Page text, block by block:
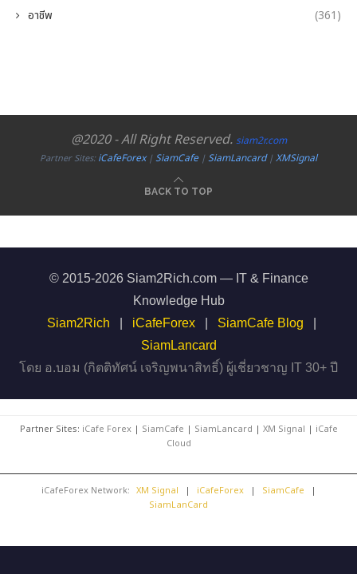
อาชีพ (361)
@2020 - All Right Reserved. siam2r.com
Partner Sites:iCafeForex|SiamCafe|SiamLancard|XMSignal
BACK TO TOP
© 2015-2026 Siam2Rich.com — IT & Finance
Knowledge Hub
Siam2Rich
iCafeForex SiamCafe Blog
SiamLancard
โดย อ.บอม (กิตติทัศน์ เจริญพนาสิทธิ์) ผู้เชี่ยวชาญ IT 30+ ปี
Partner Sites: iCafe Forex| SiamCafe | SiamLancard | XM Signal | iCafe
Cloud
iCafeForex Network: XM Signal | iCafeForex | SiamCafe
|
SiamLanCard